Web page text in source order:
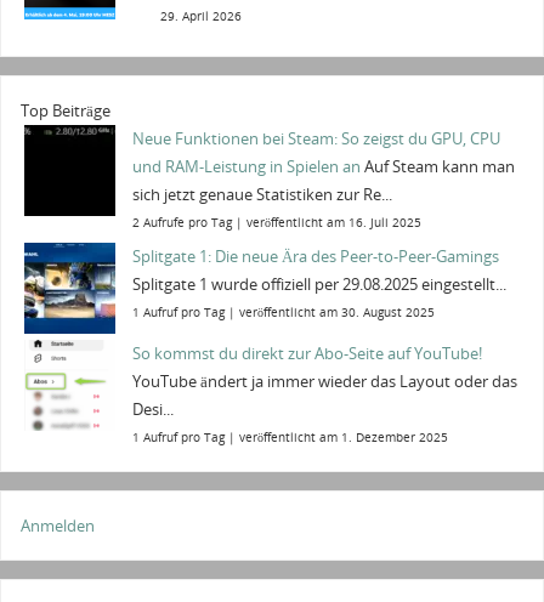
29. April 2026
Top Beiträge
Neue Funktionen bei Steam: So zeigst du GPU, CPU
und RAM-Leistung in Spielen an Auf Steam kann man
sich jetzt genaue Statistiken zur Re...
2 Aufrufe pro Tag|veröffentlicht am 16. Juli 2025
Splitgate 1: Die neue Ära des Peer-to-Peer-Gamings
Splitgate 1 wurde offiziell per 29.08.2025 eingestellt...
1 Aufruf pro Tag|veröffentlicht am 30. August 2025
So kommst du direkt zur Abo-Seite auf YouTube!
YouTube ändert ja immer wieder das Layout oder das
Desi...
1 Aufruf pro Tag|veröffentlicht am 1. Dezember 2025
Anmelden